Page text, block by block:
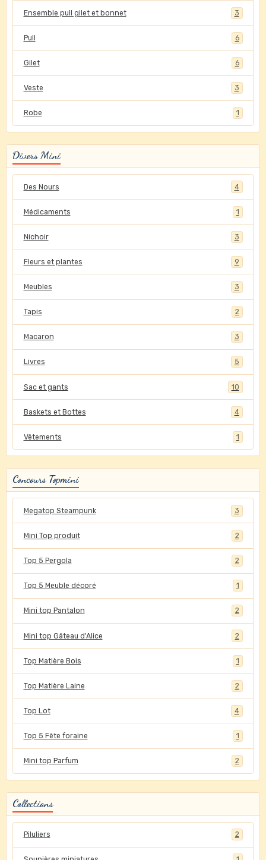
Ensemble pull gilet et bonnet 3
Pull 6
Gilet 6
Veste 3
Robe 1
Divers Mini
Des Nours 4
Médicaments 1
Nichoir 3
Fleurs et plantes 9
Meubles 3
Tapis 2
Macaron 3
Livres 5
Sac et gants 10
Baskets et Bottes 4
Vêtements 1
Concours Topmini
Megatop Steampunk 3
Mini Top produit 2
Top 5 Pergola 2
Top 5 Meuble décoré 1
Mini top Pantalon 2
Mini top Gâteau d'Alice 2
Top Matière Bois 1
Top Matière Laine 2
Top Lot 4
Top 5 Fête foraine 1
Mini top Parfum 2
Collections
Piluliers 2